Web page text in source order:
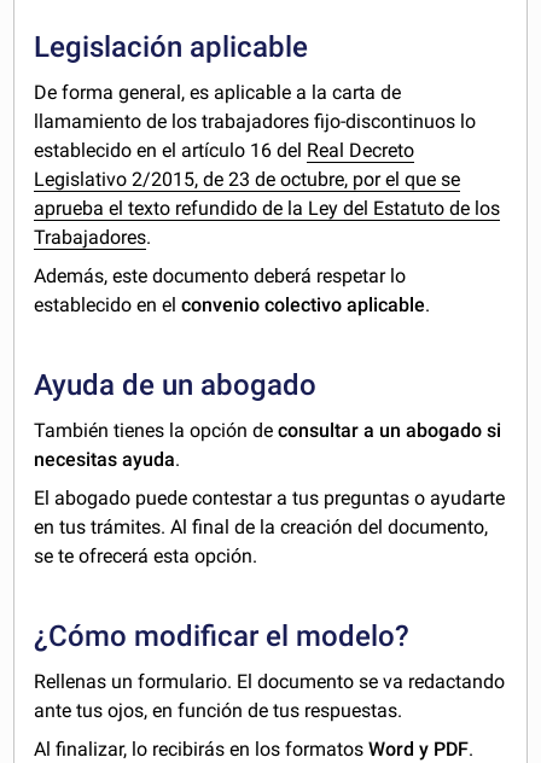
Legislación aplicable
De forma general, es aplicable a la carta de
llamamiento de los trabajadores fijo-discontinuos lo
establecido en el artículo 16 del Real Decreto
Legislativo 2/2015, de 23 de octubre, por el que se
aprueba el texto refundido de la Ley del Estatuto de los
Trabajadores.
Además, este documento deberá respetar lo
establecido en elconvenio colectivo aplicable.
Ayuda de un abogado
También tienes la opción deconsultar a un abogado si
necesitas ayuda.
El abogado puede contestar a tus preguntas o ayudarte
en tus trámites. Al final de la creación del documento,
se te ofrecerá esta opción.
¿Cómo modificar el modelo?
Rellenas un formulario. El documento se va redactando
ante tus ojos, en función de tus respuestas.
Al finalizar, lo recibirás en los formatosWord y PDF.